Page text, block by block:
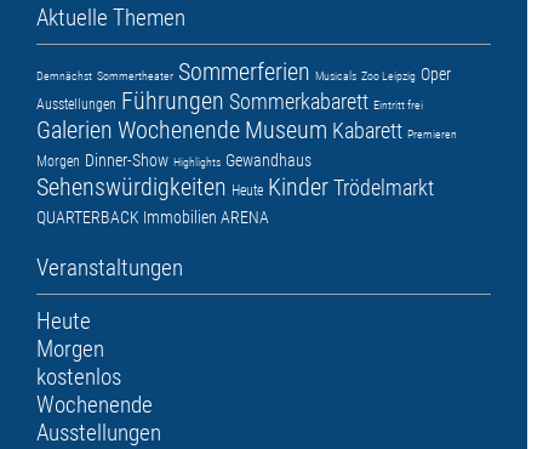
Aktuelle Themen
Demnächst Sommertheater Sommerferien Musicals Zoo Leipzig Oper
Ausstellungen Führungen Sommerkabarett Eintritt frei
Galerien Wochenende Museum Kabarett Premieren
Morgen Dinner-Show Highlights Gewandhaus
Sehenswürdigkeiten Heute KinderTrödelmarkt
QUARTERBACK Immobilien ARENA
Veranstaltungen
Heute
Morgen
kostenlos
Wochenende
Ausstellungen